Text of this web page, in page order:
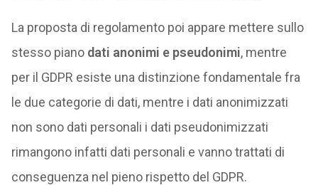
La proposta di regolamento poi appare mettere sullo
stesso piano dati anonimi e pseudonimi, mentre
per il GDPR esiste una distinzione fondamentale fra
le due categorie di dati, mentre i dati anonimizzati
non sono dati personali i dati pseudonimizzati
rimangono infatti dati personali e vanno trattati di
conseguenza nel pieno rispetto del GDPR.